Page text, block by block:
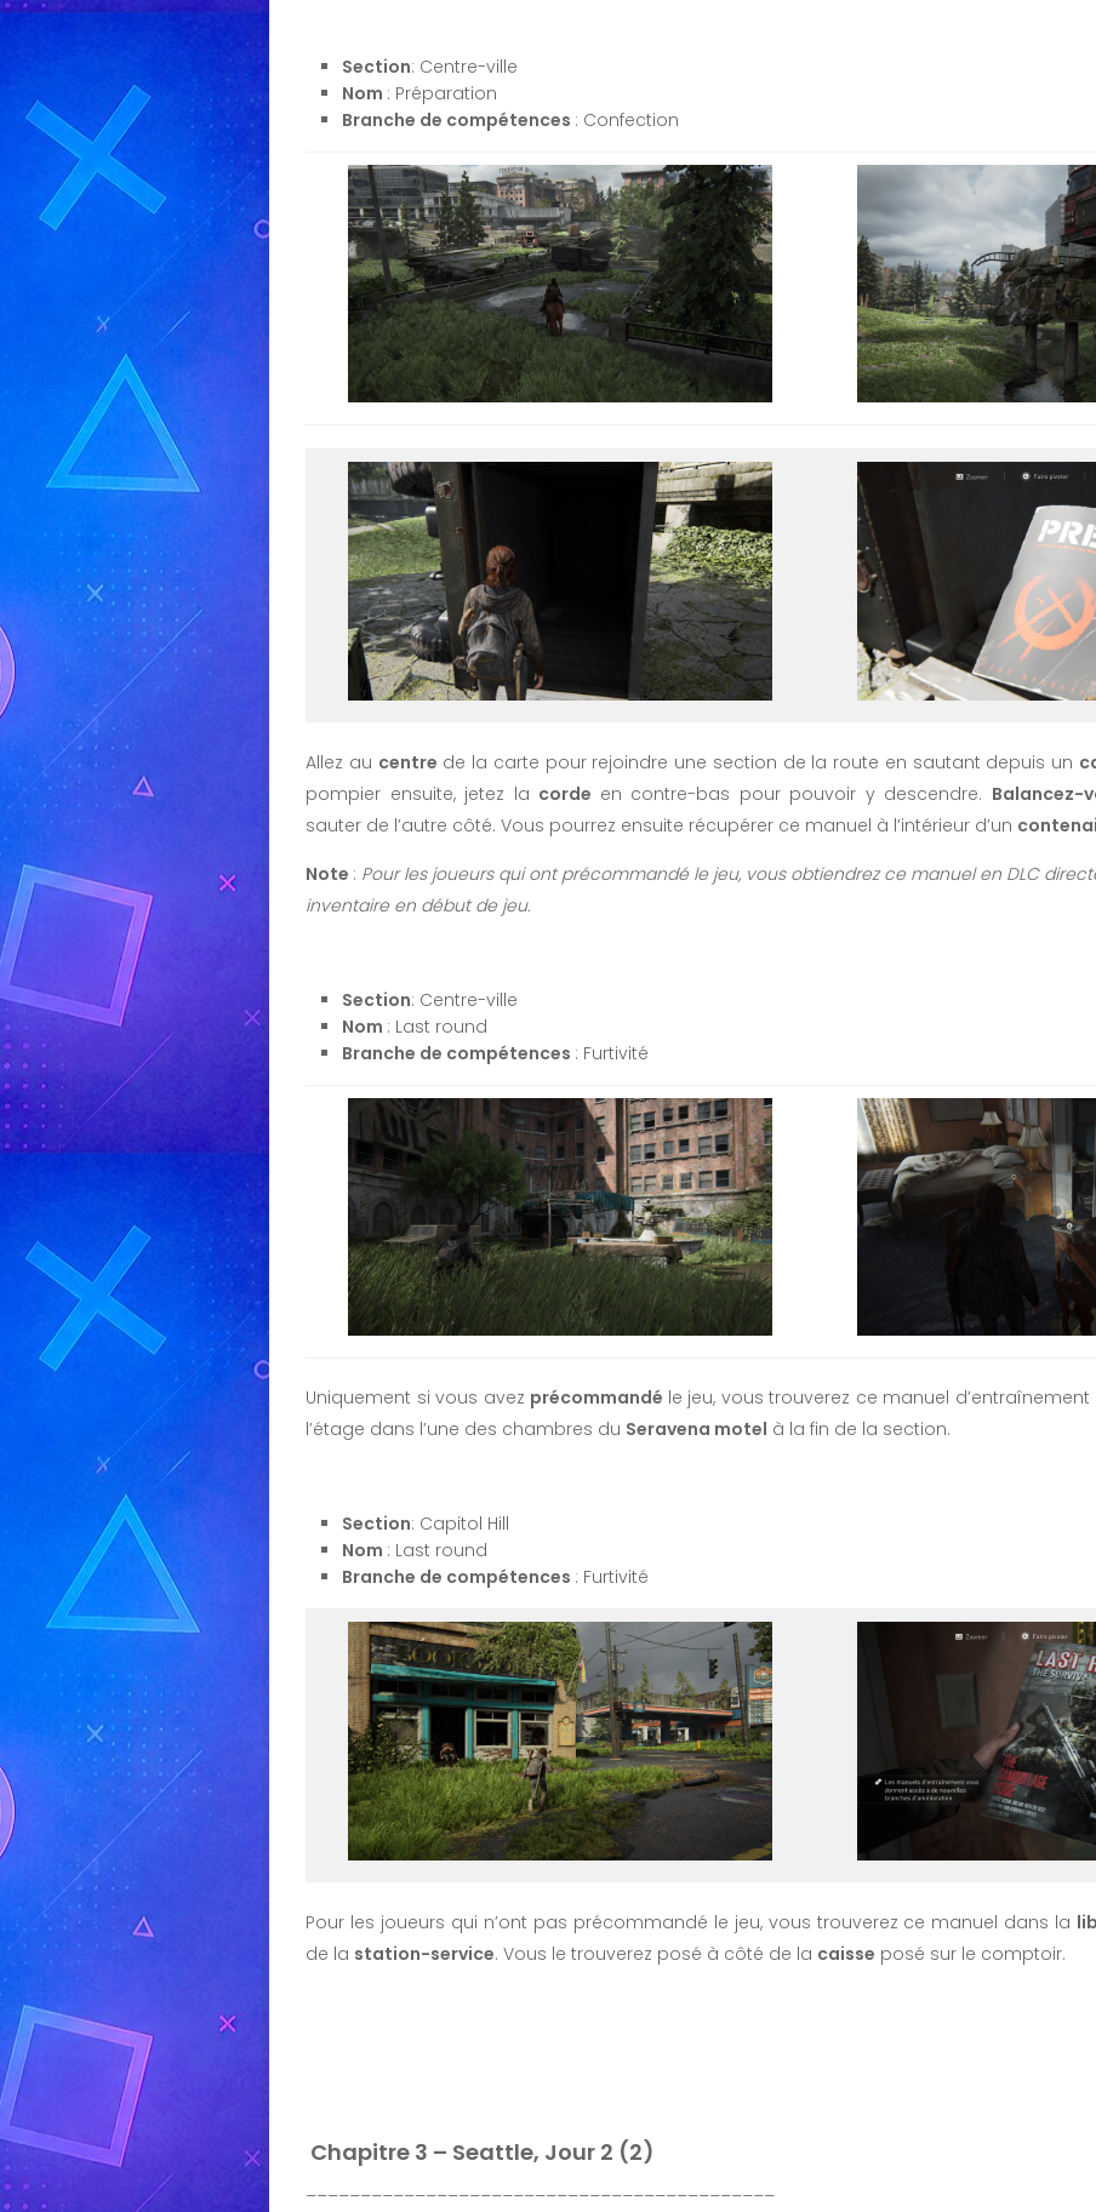
Section: Centre-ville
Nom : Préparation
Branche de compétences : Confection
Allez au centre de la carte pour rejoindre une section de la route en sautant depuis un
pompier ensuite, jetez la corde en contre-bas pour pouvoir y descendre. Balancez-
sauter de l’autre côté. Vous pourrez ensuite récupérer ce manuel à l’intérieur d’un
Note : Pour les joueurs qui ont précommandé le jeu, vous obtiendrez ce manuel en DLC
inventaire en début de jeu.
Section: Centre-ville
Nom : Last round
Branche de compétences : Furtivité
Uniquement si vous avez précommandé le jeu, vous trouverez ce manuel
l’étage dans l’une des chambres du Seravena motel à la fin de la section.
Section: Capitol Hill
Nom : Last round
Branche de compétences : Furtivité
Pour les joueurs qui n’ont pas précommandé le jeu, vous trouverez ce manuel dans la
de la station-service. Vous le trouverez posé à côté de la caisse posé sur le comptoir.
Chapitre 3 – Seattle, Jour 2 (2)